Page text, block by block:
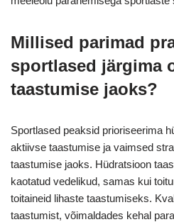
Millised parimad
sportlased järgima
taastumise jaoks?
Sportlased peaksid prioriseerima
aktiivse taastumise ja vaimsed
taastumise jaoks. Hüdratsioon
kaotatud vedelikud, samas kui
toitaineid lihaste taastumiseks.
taastumist, võimaldades kehal